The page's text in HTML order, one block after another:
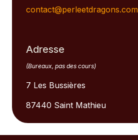
contact@perleetdragons.com
Adresse
(Bureaux, pas des cours)
7 Les Bussières
87440 Saint Mathieu